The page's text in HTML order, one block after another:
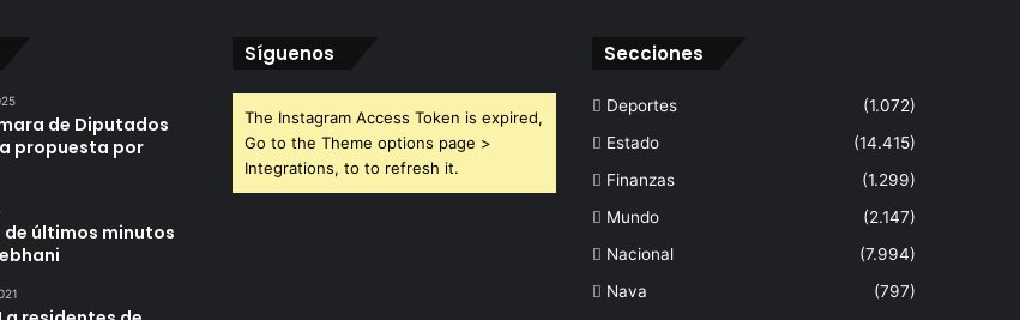
de Diputados
propuesta por
de últimos minutos
Síguenos
The Instagram Access Token is expired,
Go to the Theme options page >
Integrations, to to refresh it.
Secciones
Deportes
(1.072)
Estado
(14.415)
Finanzas
(1.299)
Mundo
(2.147)
Nacional
(7.994)
Nava
(797)